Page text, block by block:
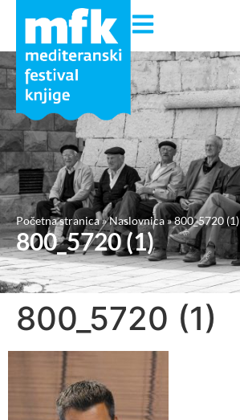
Početna stranica»Naslovnica»800_5720 (1)
800_5720 (1)
800_5720 (1)